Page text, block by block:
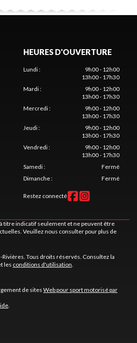
HEURES D'OUVERTURE
Lundi:
9h00 - 12h00
13h00 - 17h30
Mardi:
9h00 - 12h00
13h00 - 17h30
Mercredi:
9h00 - 12h00
13h00 - 17h30
Jeudi:
9h00 - 12h00
13h00 - 17h30
Vendredi:
9h00 - 12h00
13h00 - 17h30
Samedi:
Fermé
Dimanche: Fermé
Restez connecté
titre indicatif seulement et ne peuvent être
Veuillez nous consulter pour plus de
Tous droits réservés. Consultez la
les conditions d'utilisation.
de sitesWeb pour sport motorisé par
.